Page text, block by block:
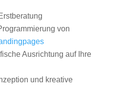
von
Ausrichtung auf Ihre
und kreative